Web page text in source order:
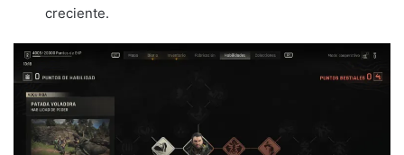
creciente.